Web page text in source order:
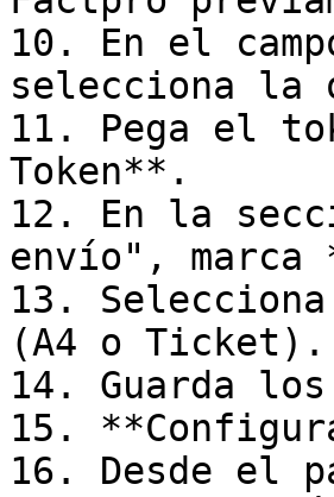
10. En el
selecciona la
11. Pega el
Token**.
12. En la
envío", marca
13.
(A4 o Ticket).
14. Guarda los
15.
16. Desde el